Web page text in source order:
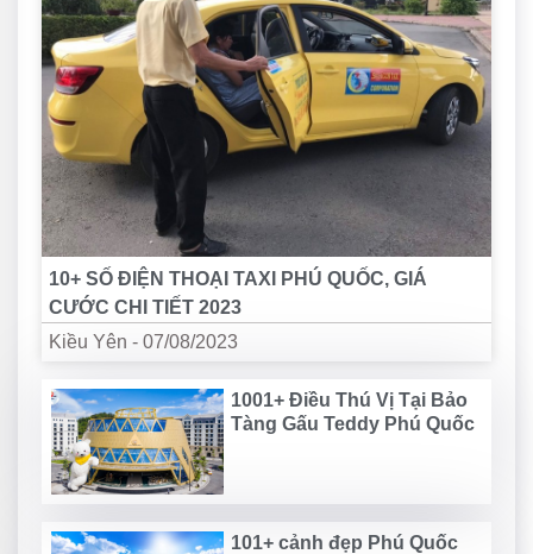
10+ SỐ ĐIỆN THOẠI TAXI PHÚ QUỐC, GIÁ
CƯỚC CHI TIẾT 2023
Kiều Yên - 07/08/2023
1001+ Điều Thú Vị Tại Bảo
Tàng Gấu Teddy Phú Quốc
101+ cảnh đẹp Phú Quốc